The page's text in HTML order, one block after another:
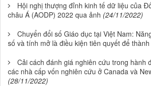
Hội nghị thượng đỉnh kinh tế dữ liệu của
châu Á (AODP) 2022 qua ảnh (24/11/2022)
Chuyển đổi số Giáo dục tại Việt Nam:
số và tính mở là điều kiện tiên quyết để thành
Cải cách đánh giá nghiên cứu trong hành
các nhà cấp vốn nghiên cứu ở Canada và
(28/11/2022)